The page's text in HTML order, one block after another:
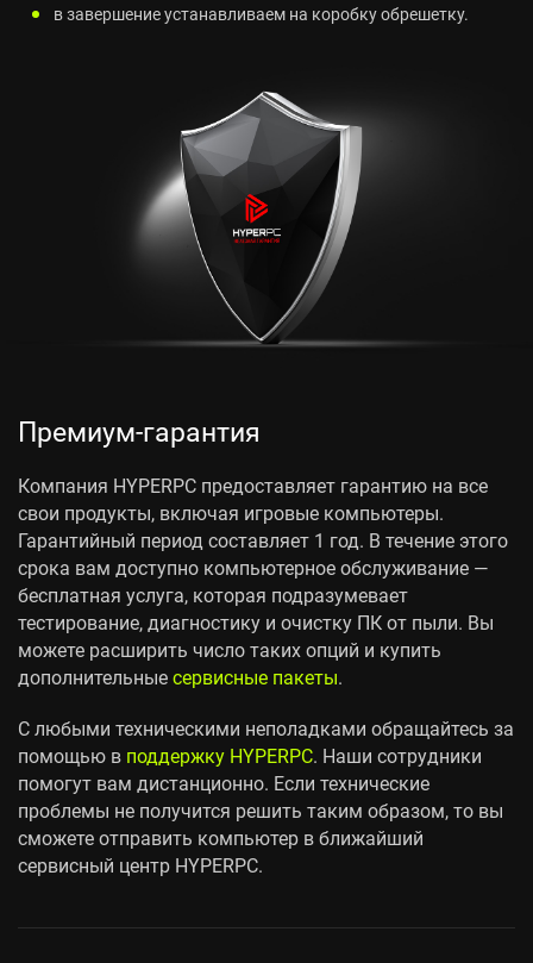
в завершение устанавливаем на коробку обрешетку.
Премиум-гарантия
Компания HYPERPC предоставляет гарантию на все
свои продукты, включая игровые компьютеры.
Гарантийный период составляет 1 год. В течение этого
срока вам доступно компьютерное обслуживание —
бесплатная услуга, которая подразумевает
тестирование, диагностику и очистку ПК от пыли. Вы
можете расширить число таких опций и купить
дополнительныесервисные пакеты.
С любыми техническими неполадками обращайтесь за
помощью в поддержку HYPERPC. Наши сотрудники
помогут вам дистанционно. Если технические
проблемы не получится решить таким образом, то вы
сможете отправить компьютер в ближайший
сервисный центр HYPERPC.